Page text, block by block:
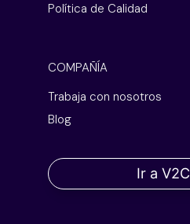
Política de Calidad
COMPAÑÍA
Trabaja con nosotros
Blog
Ir a V2C